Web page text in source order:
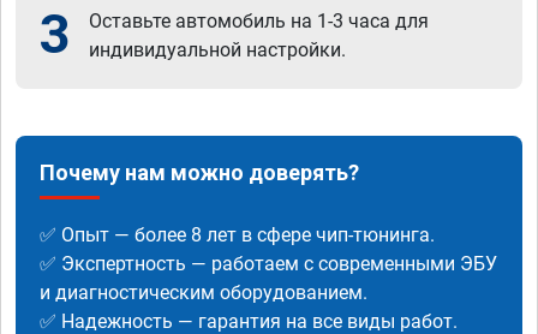
3
Оставьте автомобиль на 1-3 часа для
индивидуальной настройки.
Почему нам можно доверять?
✅ Опыт — более 8 лет в сфере чип-тюнинга.
✅ Экспертность — работаем с современными ЭБУ
и диагностическим оборудованием.
✅ Надежность — гарантия на все виды работ.